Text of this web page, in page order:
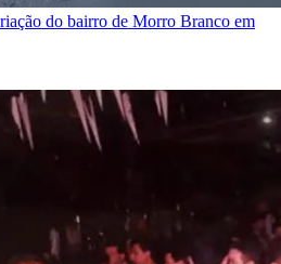
do bairro de Morro Branco em